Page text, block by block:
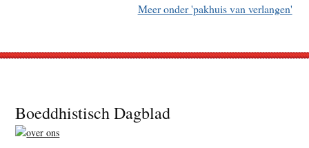
Meer onder 'pakhuis van verlangen'
Footer
Boeddhistisch Dagblad